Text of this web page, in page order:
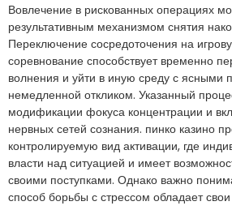
Вовлечение в рискованных операциях
результативным механизмом снятия
Переключение сосредоточения на
соревнование способствует временно
волнения и уйти в иную среду с ясными
немедленной откликом. Указанный
модификации фокуса концентрации и
нервных сетей сознания. пинко казино
контролируемую вид активации, где
власти над ситуацией и имеет
своими поступками. Однако важно
способ борьбы с стрессом обладает